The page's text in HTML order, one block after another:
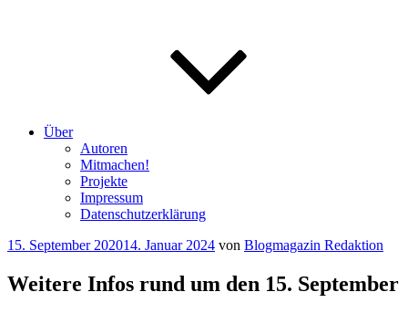
Über
Autoren
Mitmachen!
Projekte
Impressum
Datenschutzerklärung
Veröffentlicht
15. September 202014. Januar 2024 von Blogmagazin Redaktion
Weitere Infos rund um den 15. September